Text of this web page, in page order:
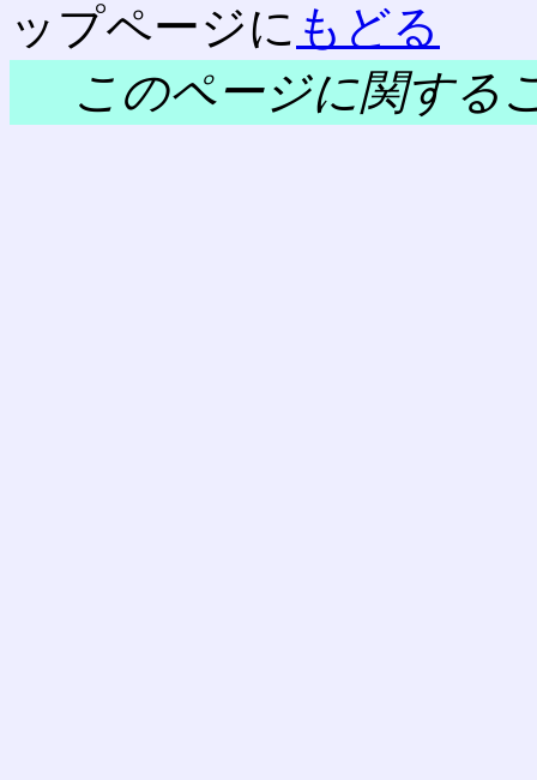
ップページに もどる
このページに関する